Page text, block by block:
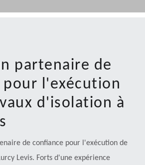
partenaire de
pour l'exécution
d'isolation à
de confiance pour l'exécution de
Levis. Forts d'une expérience